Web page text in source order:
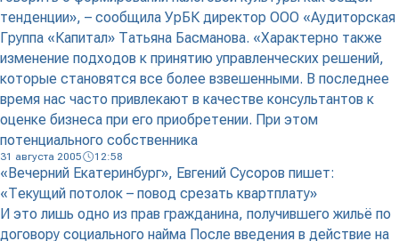
тенденции», – сообщила УрБК директор ООО «Аудиторская
Группа «Капитал» Татьяна Басманова. «Характерно также
изменение подходов к принятию управленческих решений,
которые становятся все более взвешенными. В последнее
время нас часто привлекают в качестве консультантов к
оценке бизнеса при его приобретении. При этом
потенциального собственника
31 августа 2005 12:58
«Вечерний Екатеринбург», Евгений Сусоров пишет:
«Текущий потолок – повод срезать квартплату»
И это лишь одно из прав гражданина, получившего жильё по
договору социального найма После введения в действие на